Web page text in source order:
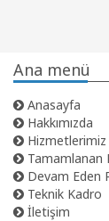
Ana menü
Anasayfa
Hakkımızda
Hizmetlerimiz
Tamamlanan
Devam Eden
Teknik Kadro
İletişim